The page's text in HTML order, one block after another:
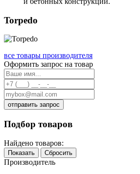
Torpedo
все товары производителя
Оформить запрос на товар
отправить запрос
Подбор товаров
Найдено товаров:
Показать Сбросить
Производитель